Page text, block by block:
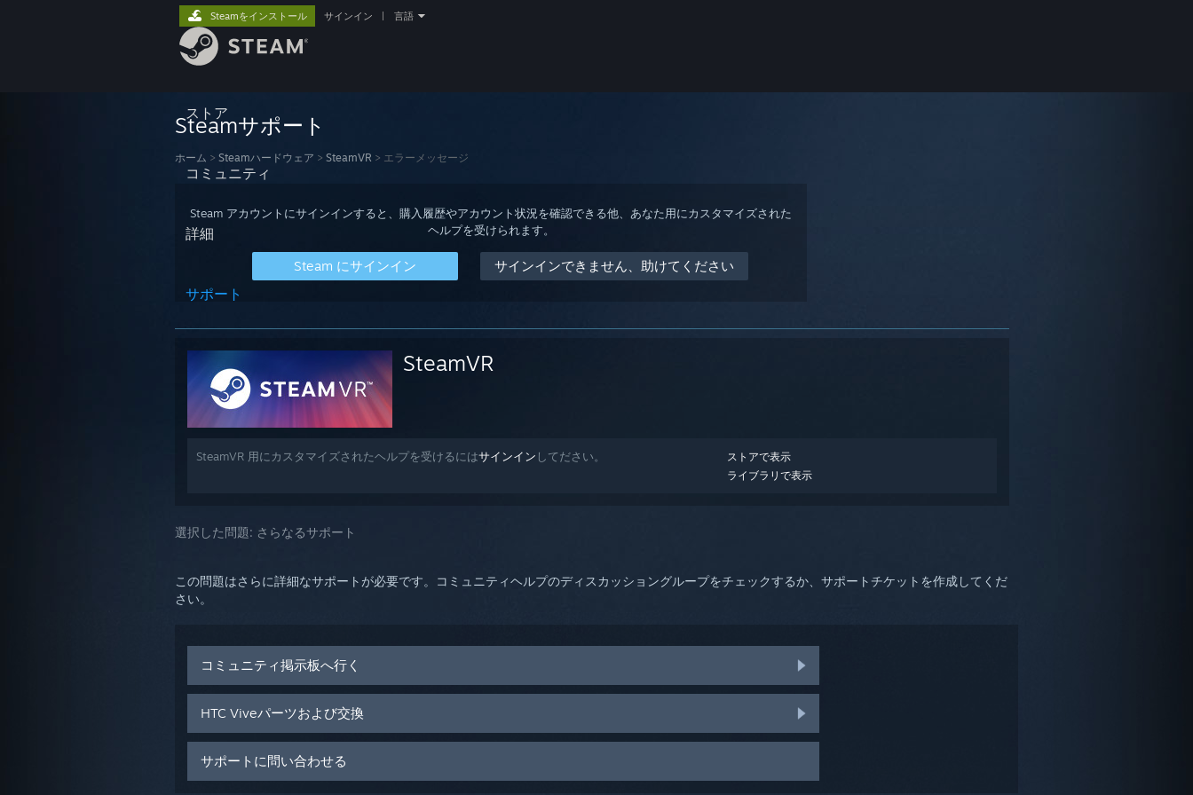
ストア
コミュニティ
詳細
サポート
Steamをインストール サインイン 言語
Steamサポート
ホーム > Steamハードウェア > SteamVR > エラーメッセージ
Steam アカウントにサインインすると、購入履歴やアカウント状況を確認できる他、あなた用にカスタマイズされた
ヘルプを受けられます。
Steam にサインイン サインインできません、助けてください
SteamVR
ストアで表示
ライブラリで表示
SteamVR 用にカスタマイズされたヘルプを受けるにはサインイン してださい。
選択した問題: さらなるサポート
この問題はさらに詳細なサポートが必要です。コミュニティヘルプのディスカッショングループをチェックするか、サポートチケットを作成してくだ
さい。
コミュニティ掲示板へ行く
HTC Viveパーツおよび交換
サポートに問い合わせる